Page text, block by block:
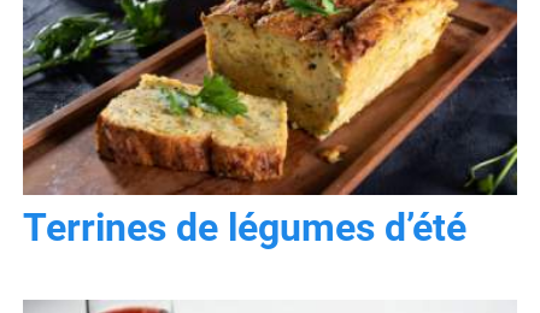
Terrines de légumes d’été